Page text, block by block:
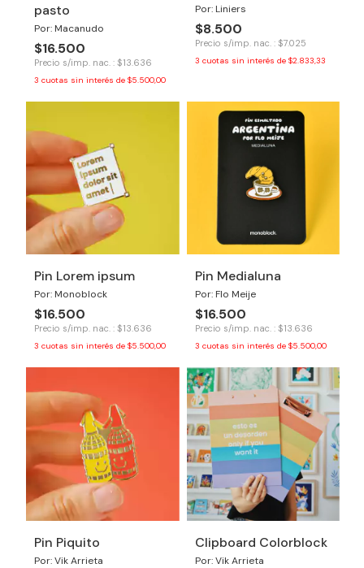
pasto
Por: Macanudo
$16.500
Precio s/imp. nac. : $13.636
3 cuotas sin interés de $5.500,00
Por: Liniers
$8.500
Precio s/imp. nac. : $7.025
3 cuotas sin interés de $2.833,33
Pin Lorem ipsum
Por: Monoblock
$16.500
Precio s/imp. nac. : $13.636
3 cuotas sin interés de $5.500,00
Pin Medialuna
Por: Flo Meije
$16.500
Precio s/imp. nac. : $13.636
3 cuotas sin interés de $5.500,00
Pin Piquito
Por: Vik Arrieta
Clipboard Colorblock
Por: Vik Arrieta